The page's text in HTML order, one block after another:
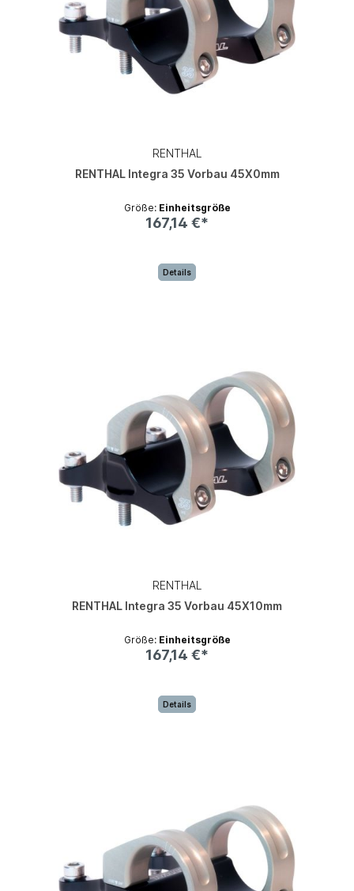
RENTHAL
RENTHAL Integra 35 Vorbau 45X0mm
Größe: Einheitsgröße
167,14 €*
Details
RENTHAL
RENTHAL Integra 35 Vorbau 45X10mm
Größe: Einheitsgröße
167,14 €*
Details